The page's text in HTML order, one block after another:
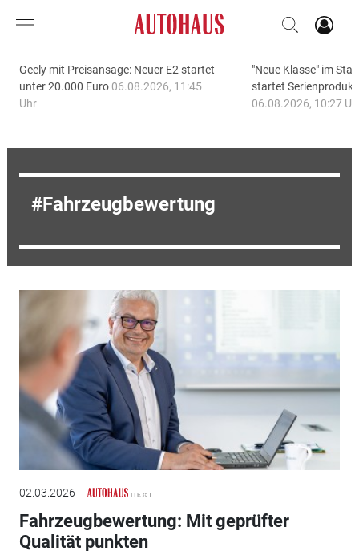
Geely mit Preisansage: Neuer E2 startet
unter 20.000 Euro 06.08.2026, 11:45
Uhr
"Neue Klasse" im
startet
06.08.2026, 10:27
Fahrzeugbewertung
02.03.2026
Fahrzeugbewertung: Mit geprüfter
Qualität punkten